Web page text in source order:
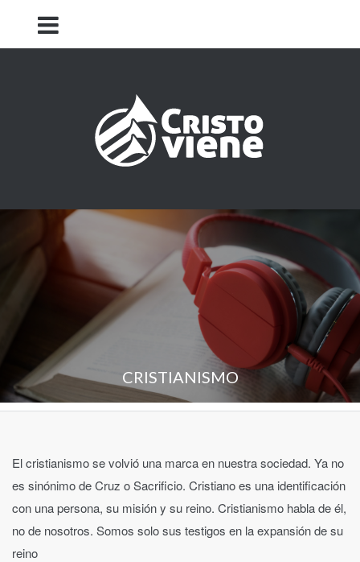
CRISTIANISMO
El cristianismo se volvió una marca en nuestra sociedad. Ya no
es sinónimo de Cruz o Sacrificio. Cristiano es una identificación
con una persona, su misión y su reino. Cristianismo habla de él,
no de nosotros. Somos solo sus testigos en la expansión de su
reino